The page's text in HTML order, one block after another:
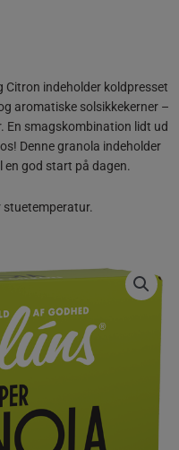
Citron indeholder koldpresset
aromatiske solsikkekerner –
En smagskombination lidt ud
Denne granola indeholder
god start på dagen.
stuetemperatur.